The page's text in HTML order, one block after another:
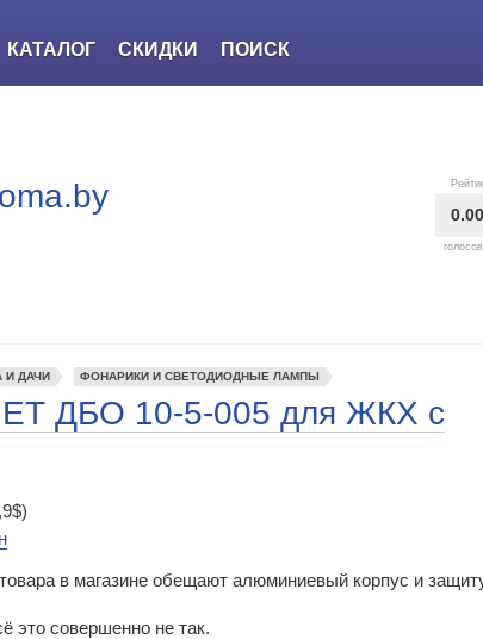
КАТАЛОГ СКИДКИ ПОИСК
0.00
И ДАЧИ ФОНАРИКИ И СВЕТОДИОДНЫЕ ЛАМПЫ
ДБО 10-5-005 для ЖКХ с
в магазине обещают алюминиевый корпус и
это совершенно не так.